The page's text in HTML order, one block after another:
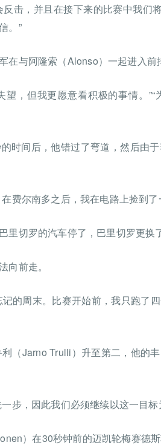
击，并且在接下来的比赛中我们
。”
在与阿隆索（Alonso）一起进入前
望，但我更愿意看积极的事情。
时间后，他错过了弯道，然后由
费尔南多之后，我在电路上捡到
里切罗的汽车停了，巴里切罗更换
向前走。
的周末。比赛开始前，我只跑了
（Jarno Trulli）升至第二，他的
步，因此我们必须继续以这一目标
）在30秒钟前的迈凯轮梅赛德